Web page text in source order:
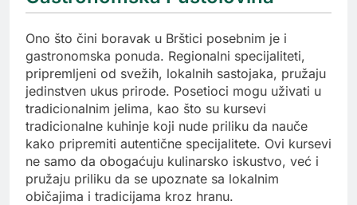
Ono što čini boravak u Brštici posebnim je i
gastronomska ponuda. Regionalni specijaliteti,
pripremljeni od svežih, lokalnih sastojaka, pružaju
jedinstven ukus prirode. Posetioci mogu uživati u
tradicionalnim jelima, kao što su kursevi
tradicionalne kuhinje koji nude priliku da nauče
kako pripremiti autentične specijalitete. Ovi kursevi
ne samo da obogaćuju kulinarsko iskustvo, već i
pružaju priliku da se upoznate sa lokalnim
običajima i tradicijama kroz hranu.